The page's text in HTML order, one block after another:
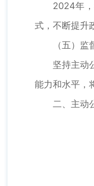
2024年，我
式，不断提升
（五）监
坚持主动公
能力和水平，
二、主动公